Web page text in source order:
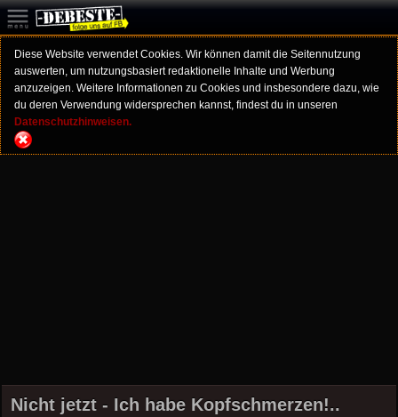
Diese Website verwendet Cookies. Wir können damit die Seitennutzung
auswerten, um nutzungsbasiert redaktionelle Inhalte und Werbung
anzuzeigen. Weitere Informationen zu Cookies und insbesondere dazu, wie
du deren Verwendung widersprechen kannst, findest du in unseren
Datenschutzhinweisen.
Nicht jetzt - Ich habe Kopfschmerzen!..